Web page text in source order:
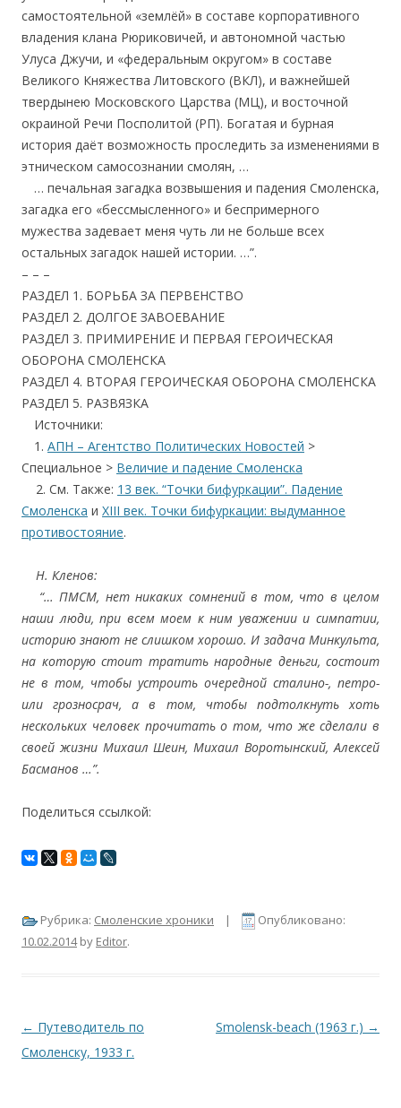
самостоятельной «землёй» в составе корпоративного
владения клана Рюриковичей, и автономной частью
Улуса Джучи, и «федеральным округом» в составе
Великого Княжества Литовского (ВКЛ), и важнейшей
твердынею Московского Царства (МЦ), и восточной
окраиной Речи Посполитой (РП). Богатая и бурная
история даёт возможность проследить за изменениями в
этническом самосознании смолян, …
… печальная загадка возвышения и падения Смоленска,
загадка его «бессмысленного» и беспримерного
мужества задевает меня чуть ли не больше всех
остальных загадок нашей истории. …”.
– – –
РАЗДЕЛ 1. БОРЬБА ЗА ПЕРВЕНСТВО
РАЗДЕЛ 2. ДОЛГОЕ ЗАВОЕВАНИЕ
РАЗДЕЛ 3. ПРИМИРЕНИЕ И ПЕРВАЯ ГЕРОИЧЕСКАЯ
ОБОРОНА СМОЛЕНСКА
РАЗДЕЛ 4. ВТОРАЯ ГЕРОИЧЕСКАЯ ОБОРОНА СМОЛЕНСКА
РАЗДЕЛ 5. РАЗВЯЗКА
Источники:
1. АПН – Агентство Политических Новостей >
Специальное > Величие и падение Смоленска
2. См. Также: 13 век. “Точки бифуркации”. Падение
Смоленска и XIII век. Точки бифуркации: выдуманное
противостояние.
Н. Кленов:
“… ПМСМ, нет никаких сомнений в том, что в целом
наши люди, при всем моем к ним уважении и симпатии,
историю знают не слишком хорошо. И задача Минкульта,
на которую стоит тратить народные деньги, состоит
не в том, чтобы устроить очередной сталино-, петро-
или грозносрач, а в том, чтобы подтолкнуть хоть
нескольких человек прочитать о том, что же сделали в
своей жизни Михаил Шеин, Михаил Воротынский, Алексей
Басманов …”.
Поделиться ссылкой:
Рубрика: Смоленские хроники |
Опубликовано:
10.02.2014by Editor.
Навигация по записям
← Путеводитель по
Смоленску, 1933 г.
Smolensk-beach (1963 г.) →